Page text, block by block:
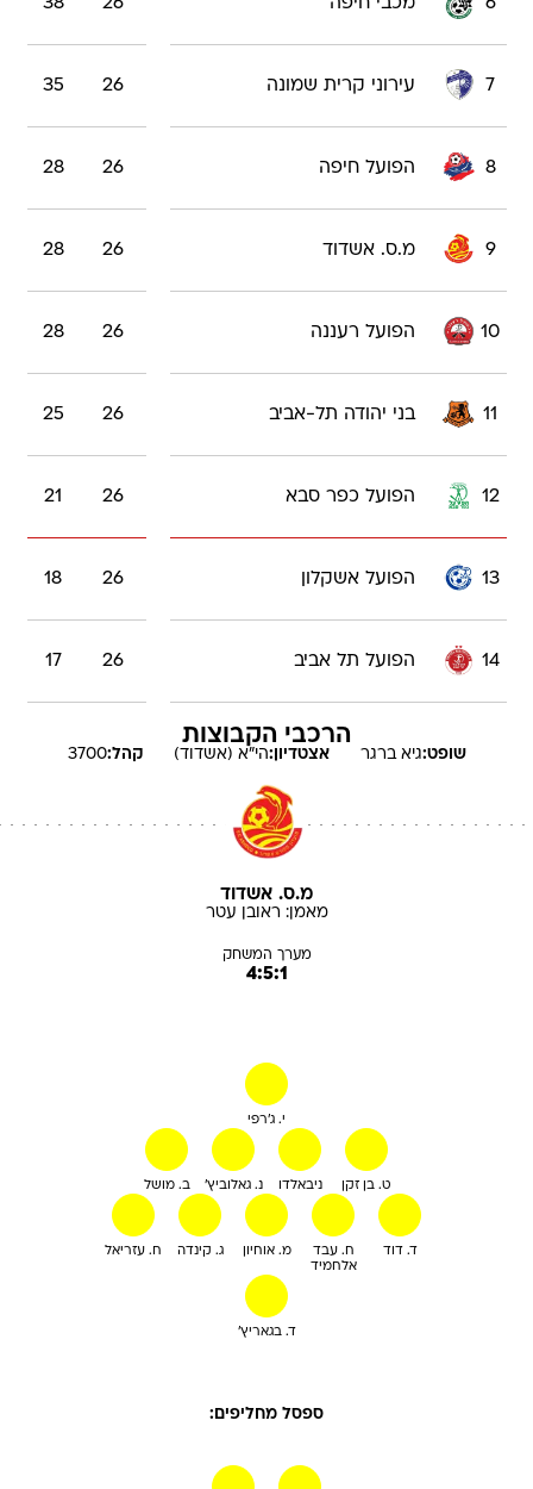
7 עירוני קרית שמונה 26
35
8 הפועל חיפה 26
28
9 מ.ס. אשדוד 26
28
10 הפועל רעננה 26
28
11 בני יהודה תל-אביב 26
25
12 הפועל כפר סבא 26
21
13 הפועל אשקלון 26
18
14 הפועל תל אביב 26
17
הרכבי הקבוצות
שופט:גיאברגר אצטדיון:הי"א (אשדוד) קהל:3700
מ.ס. אשדוד
מאמן: ראובן עטר
מערך המשחק
4:5:1
י. ג'רפי
ב. מושל נ. גאלוביץ' ניבאלדו ט. בן זקן
ח. עזריאל ג. קינדה מ. אוחיון
ח. עבד
אלחמיד
ד. דוד
ד. בגאריץ'
ספסל מחליפים: